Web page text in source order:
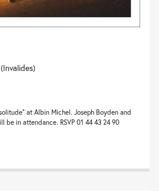
at Albin Michel. Joseph Boyden and
be in attendance. RSVP 01 44 43 24 90